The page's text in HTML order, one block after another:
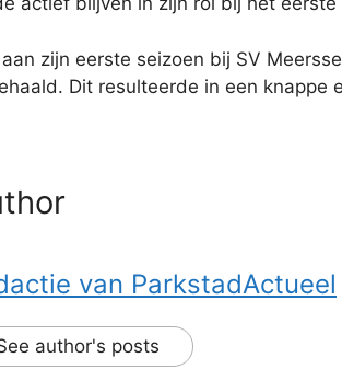
zijn eerste seizoen bij SV
Dit resulteerde in een knappe
van ParkstadActueel
author's posts